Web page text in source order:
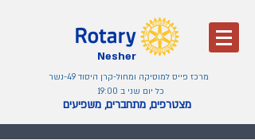
Nesher
מרכז פייס למוסיקה ומחול-קרן היסוד 49-נשר
כל יום שני ב 19:00
מצטרפים, מתחברים, משפיעים